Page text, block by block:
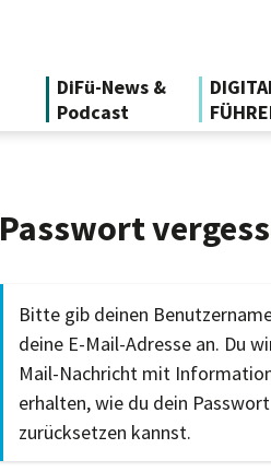
DiFü-News &
Podcast
Passwort
Bitte gib deinen
deine E-Mail-Adresse an. Du
Mail-Nachricht mit
erhalten, wie du dein Passwort
zurücksetzen kannst.